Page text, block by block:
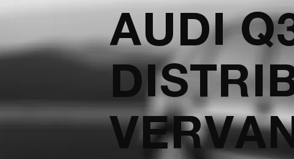
AUDI